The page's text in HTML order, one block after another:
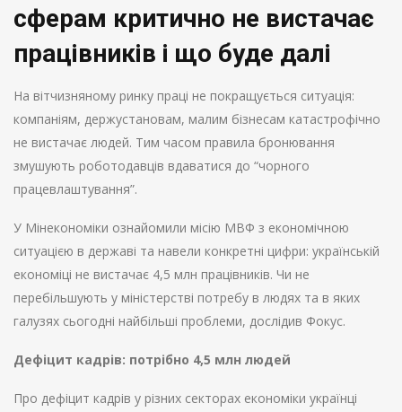
сферам критично не вистачає
працівників і що буде далі
На вітчизняному ринку праці не покращується ситуація:
компаніям, держустановам, малим бізнесам катастрофічно
не вистачає людей. Тим часом правила бронювання
змушують роботодавців вдаватися до “чорного
працевлаштування”.
У Мінекономіки ознайомили місію МВФ з економічною
ситуацією в державі та навели конкретні цифри: українській
економіці не вистачає 4,5 млн працівників. Чи не
перебільшують у міністерстві потребу в людях та в яких
галузях сьогодні найбільші проблеми, дослідив Фокус.
Дефіцит кадрів: потрібно 4,5 млн людей
Про дефіцит кадрів у різних секторах економіки українці